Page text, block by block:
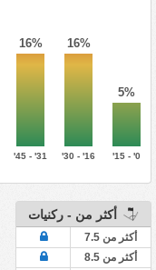
16% 16%
5%
31' - 45' 16' - 30' 0' - 15'
أكثر من - ركنيات
أكثر من 7.5
أكثر من 8.5